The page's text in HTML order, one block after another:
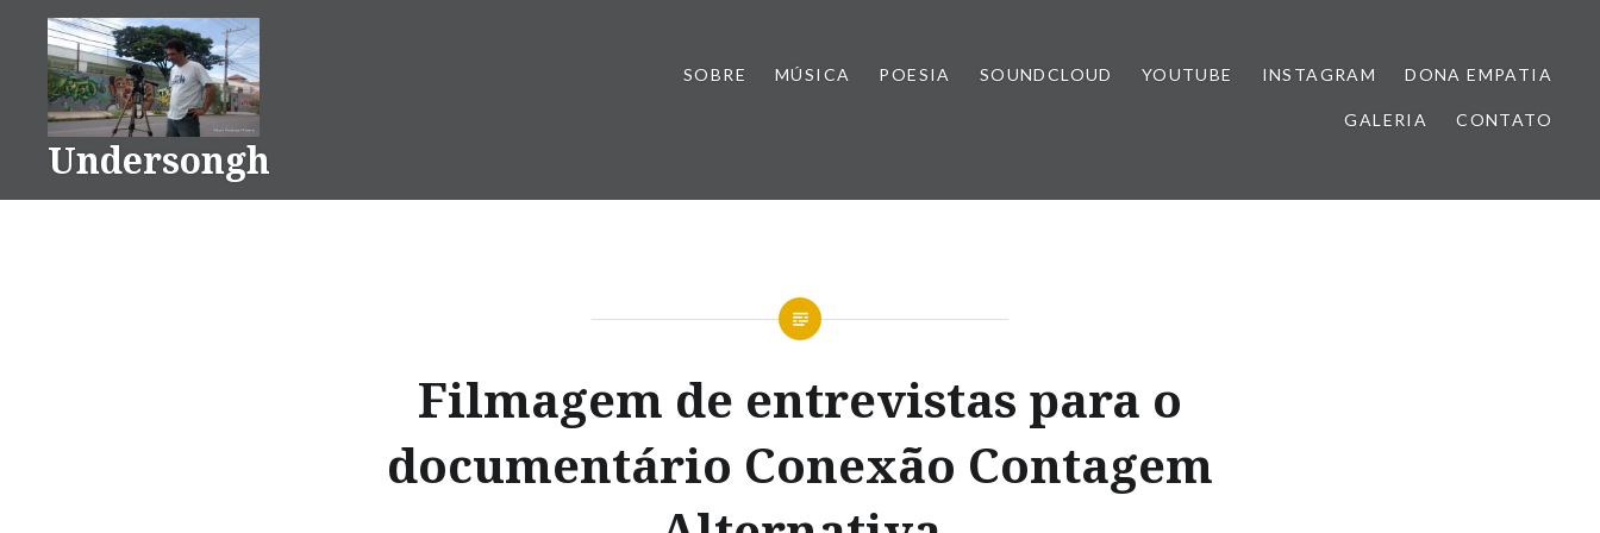
conteúdo
Undersongh
SOBRE MÚSICA POESIA SOUNDCLOUD YOUTUBE INSTAGRAM DONA EMPATIA
GALERIA CONTATO
Filmagem de entrevistas para o
documentário Conexão Contagem